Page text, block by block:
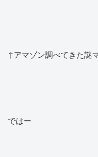
↑アマゾン調べてきた謎
ではー